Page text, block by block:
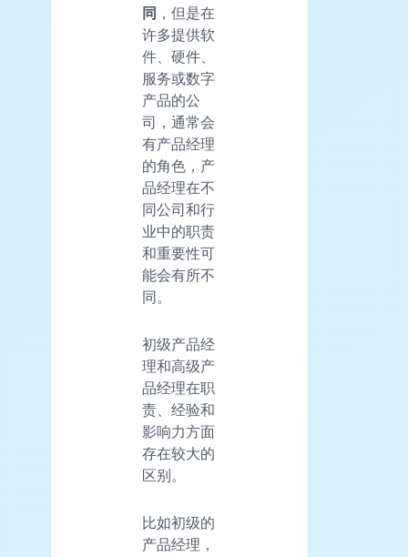
同 ，但是在
许多提供软
件、硬件、
服务或数字
产品的公
司，通常会
有产品经理
的角色，产
品经理在不
同公司和行
业中的职责
和重要性可
能会有所不
同。
初级产品经
理和高级产
品经理在职
责、经验和
影响力方面
存在较大的
区别。
比如初级的
产品经理，